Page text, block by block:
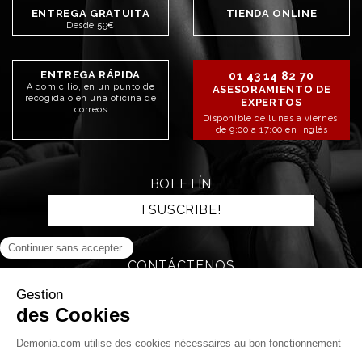
ENTREGA GRATUITA
Desde 59€
TIENDA ONLINE
ENTREGA RÁPIDA
A domicilio, en un punto de
recogida o en una oficina de
correos
01 43 14 82 70
ASESORAMIENTO DE
EXPERTOS
Disponible de lunes a viernes,
de 9:00 a 17:00 en inglés
BOLETÍN
I SUSCRIBE!
CONTÁCTENOS
STAY CONNECTED!